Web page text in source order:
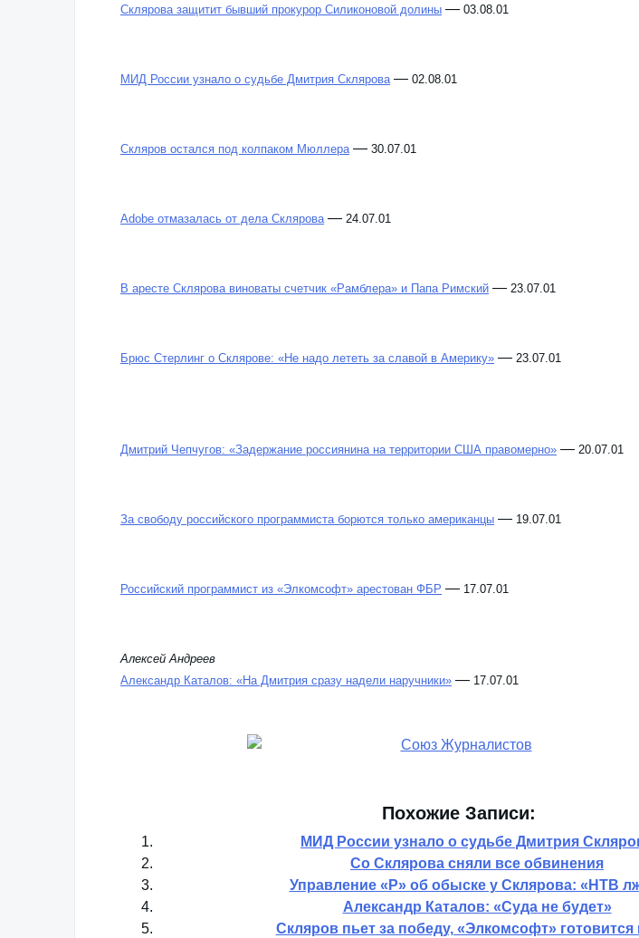
Склярова защитит бывший прокурор Силиконовой долины — 03.08.01
МИД России узнало о судьбе Дмитрия Склярова — 02.08.01
Скляров остался под колпаком Мюллера — 30.07.01
Adobe отмазалась от дела Склярова — 24.07.01
В аресте Склярова виноваты счетчик «Рамблера» и Папа Римский — 23.07.01
Брюс Стерлинг о Склярове: «Не надо лететь за славой в Америку» — 23.07.01
Дмитрий Чепчугов: «Задержание россиянина на территории США правомерно» — 20.07.01
За свободу российского программиста борются только американцы — 19.07.01
Российский программист из «Элкомсофт» арестован ФБР — 17.07.01
Алексей Андреев
Александр Каталов: «На Дмитрия сразу надели наручники» — 17.07.01
Похожие Записи:
МИД России узнало о судьбе Дмитрия
Со Склярова сняли все обвинения
Управление «Р» об обыске у Склярова: «НТВ
Александр Каталов: «Суда не будет»
Скляров пьет за победу, «Элкомсофт» готовится